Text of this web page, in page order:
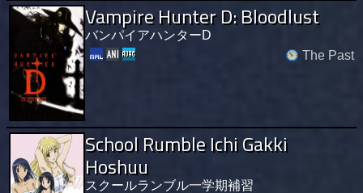
Vampire Hunter D: Bloodlust
バンパイアハンターD
The Past
School Rumble Ichi Gakki
Hoshuu
スクールランブル一学期補習